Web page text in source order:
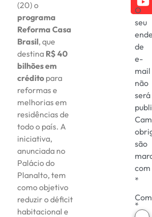
(20) o
programa
Reforma Casa
Brasil, que
destina R$ 40
bilhões em
crédito para
reformas e
melhorias em
residências de
todo o país. A
iniciativa,
anunciada no
Palácio do
Planalto, tem
como objetivo
reduzir o déficit
habitacional e
O
seu
de
e-
mail
não
será
são
com
*
*